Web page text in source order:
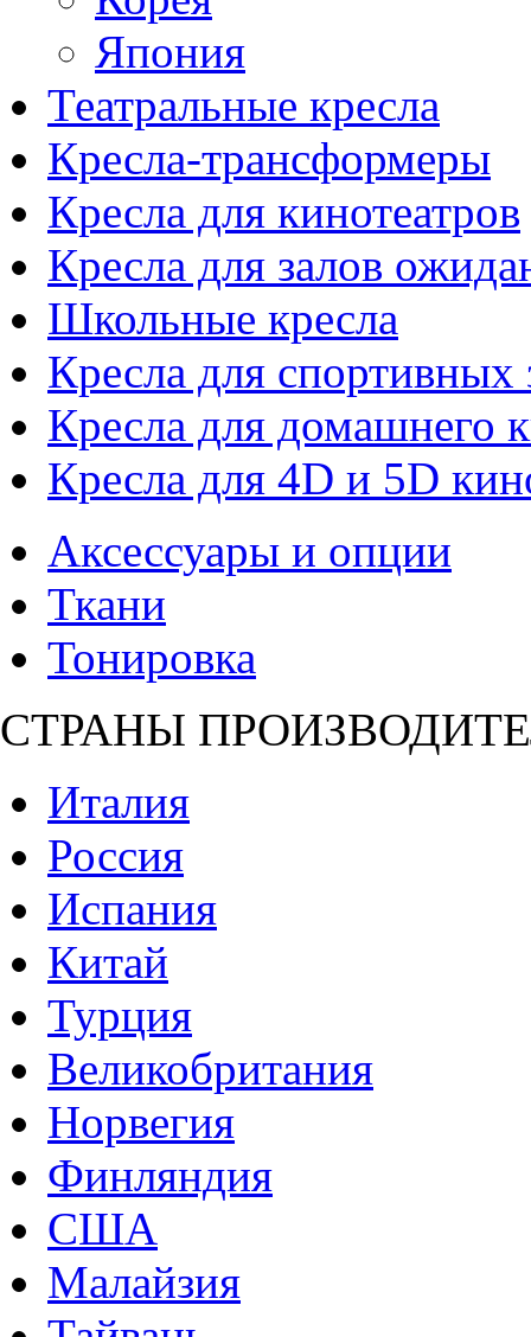
Япония
Театральные кресла
Кресла-трансформеры
Кресла для кинотеатров
Кресла для залов
Школьные кресла
Кресла для спортивных
Кресла для домашнего
Кресла для 4D и 5D
Аксессуары и опции
Ткани
Тонировка
СТРАНЫ
Италия
Россия
Испания
Китай
Турция
Великобритания
Норвегия
Финляндия
США
Малайзия